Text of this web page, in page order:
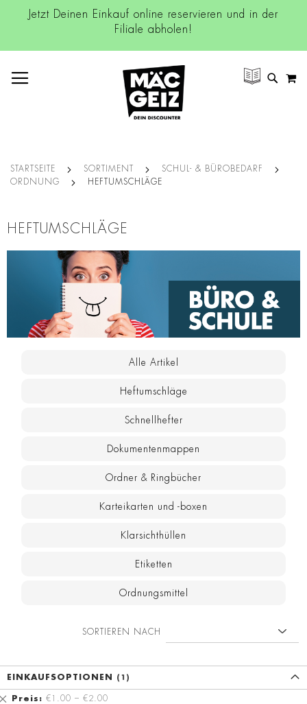
Jetzt Deinen Einkauf online reservieren und in der
Filiale abholen!
SUCHE
STARTSEITE SORTIMENT
SCHUL- & BÜROBEDARF
ORDNUNG
HEFTUMSCHLÄGE
HEFTUMSCHLÄGE
Alle Artikel
Heftumschläge
Schnellhefter
Dokumentenmappen
Ordner & Ringbücher
Karteikarten und -boxen
Klarsichthüllen
Etiketten
Ordnungsmittel
SORTIEREN NACH
EINKAUFSOPTIONEN
Preis €1.00 – €2.00
Diesen